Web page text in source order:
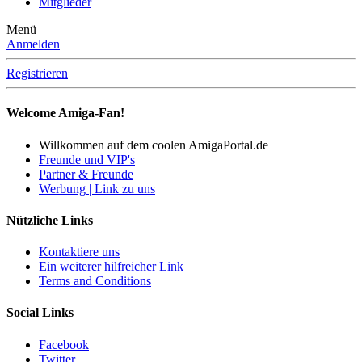
Menü
Anmelden
Registrieren
Welcome Amiga-Fan!
Willkommen auf dem coolen AmigaPortal.de
Freunde und VIP's
Partner & Freunde
Werbung | Link zu uns
Nützliche Links
Kontaktiere uns
Ein weiterer hilfreicher Link
Terms and Conditions
Social Links
Facebook
Twitter